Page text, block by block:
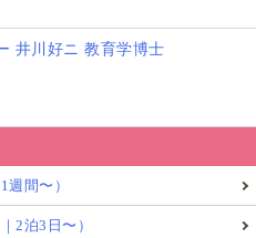
井川好ニ 教育学博士
間〜）
2泊3日〜）